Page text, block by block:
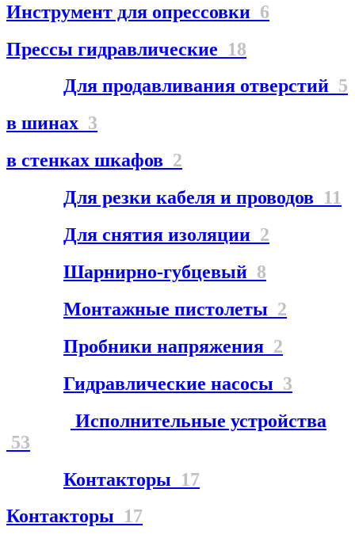
Инструмент для опрессовки 6
Прессы гидравлические 18
Для продавливания отверстий 5
в шинах 3
в стенках шкафов 2
Для резки кабеля и проводов 11
Для снятия изоляции 2
Шарнирно-губцевый 8
Монтажные пистолеты 2
Пробники напряжения 2
Гидравлические насосы 3
Исполнительные устройства
53
Контакторы 17
Контакторы 17